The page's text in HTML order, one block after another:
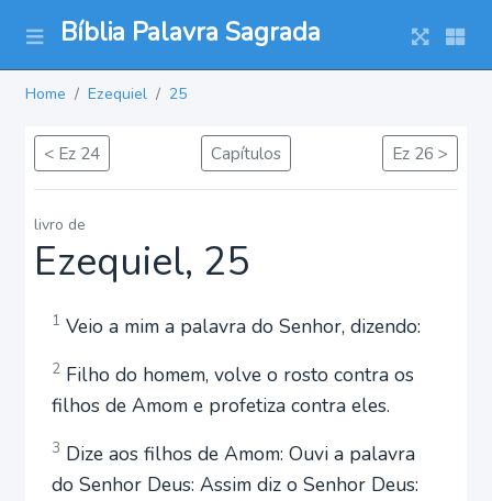
Bíblia Palavra Sagrada
Home Ezequiel 25
< Ez 24 Capítulos Ez 26 >
livro de
Ezequiel, 25
1 Veio a mim a palavra do Senhor, dizendo:
2 Filho do homem, volve o rosto contra os
filhos de Amom e profetiza contra eles.
3 Dize aos filhos de Amom: Ouvi a palavra
do Senhor Deus: Assim diz o Senhor Deus: